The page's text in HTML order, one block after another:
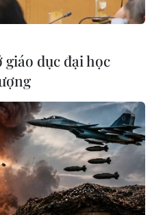
bộ lô hàng giả
chức năng phát hiện
giáo dục đại học